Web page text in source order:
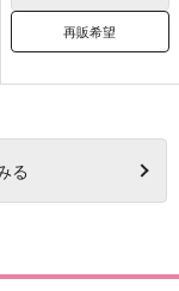
再販希望
る